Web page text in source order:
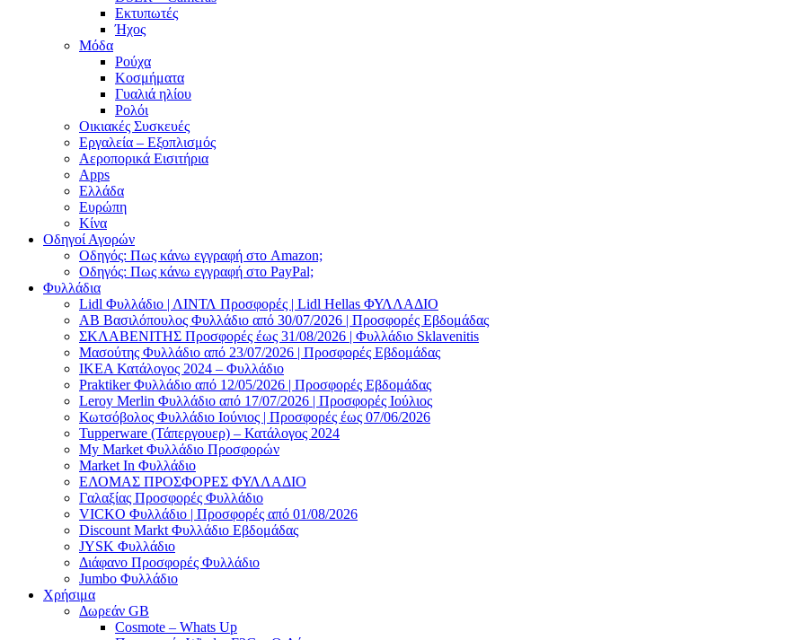
Εκτυπωτές
Ήχος
Μόδα
Ρούχα
Κοσμήματα
Γυαλιά ηλίου
Ρολόι
Οικιακές Συσκευές
Εργαλεία – Εξοπλισμός
Αεροπορικά Εισιτήρια
Apps
Ελλάδα
Ευρώπη
Κίνα
Οδηγοί Αγορών
Οδηγός: Πως κάνω εγγραφή στο Amazon;
Οδηγός: Πως κάνω εγγραφή στο PayPal;
Φυλλάδια
Lidl Φυλλάδιο | ΛΙΝΤΛ Προσφορές | Lidl Hellas ΦΥΛΛΑΔΙΟ
AB Βασιλόπουλος Φυλλάδιο από 30/07/2026 | Προσφορές Εβδομάδας
ΣΚΛΑΒΕΝΙΤΗΣ Προσφορές έως 31/08/2026 | Φυλλάδιο Sklavenitis
Μασούτης Φυλλάδιο από 23/07/2026 | Προσφορές Εβδομάδας
ΙΚΕΑ Κατάλογος 2024 – Φυλλάδιο
Praktiker Φυλλάδιο από 12/05/2026 | Προσφορές Εβδομάδας
Leroy Merlin Φυλλάδιο από 17/07/2026 | Προσφορές Ιούλιος
Κωτσόβολος Φυλλάδιο Ιούνιος | Προσφορές έως 07/06/2026
Tupperware (Τάπεργουερ) – Κατάλογος 2024
My Market Φυλλάδιο Προσφορών
Market In Φυλλάδιο
ΕΛΟΜΑΣ ΠΡΟΣΦΟΡΕΣ ΦΥΛΛΑΔΙΟ
Γαλαξίας Προσφορές Φυλλάδιο
VICKO Φυλλάδιο | Προσφορές από 01/08/2026
Discount Markt Φυλλάδιο Εβδομάδας
JYSK Φυλλάδιο
Διάφανο Προσφορές Φυλλάδιο
Jumbo Φυλλάδιο
Χρήσιμα
Δωρεάν GB
Cosmote – Whats Up